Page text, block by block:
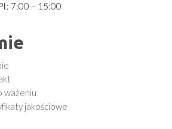
7:00 – 15:00
ważeniu
jakościowe